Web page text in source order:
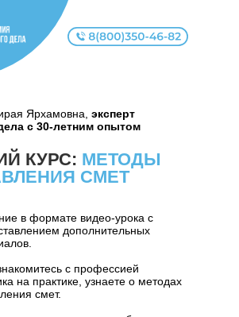
КУРС: МЕТОДЫ
СМЕТ
в формате видео-урока с
дополнительных
с профессией
на практике, узнаете о методах
смет.
Ярхамовна, эксперт
с 30-летним опытом